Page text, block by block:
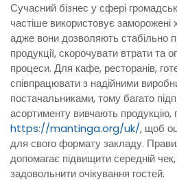
Сучасний бізнес у сфері
частіше використовує заморожені
адже вони дозволяють стабільно
продукції, скорочувати втрати та
процеси. Для кафе, ресторанів,
співпрацювати з надійними
постачальниками, тому багато
асортименту вивчають продукцію,
https://mantinga.org/uk/, щоб
для свого формату закладу.
допомагає підвищити середній
задовольнити очікування гостей.